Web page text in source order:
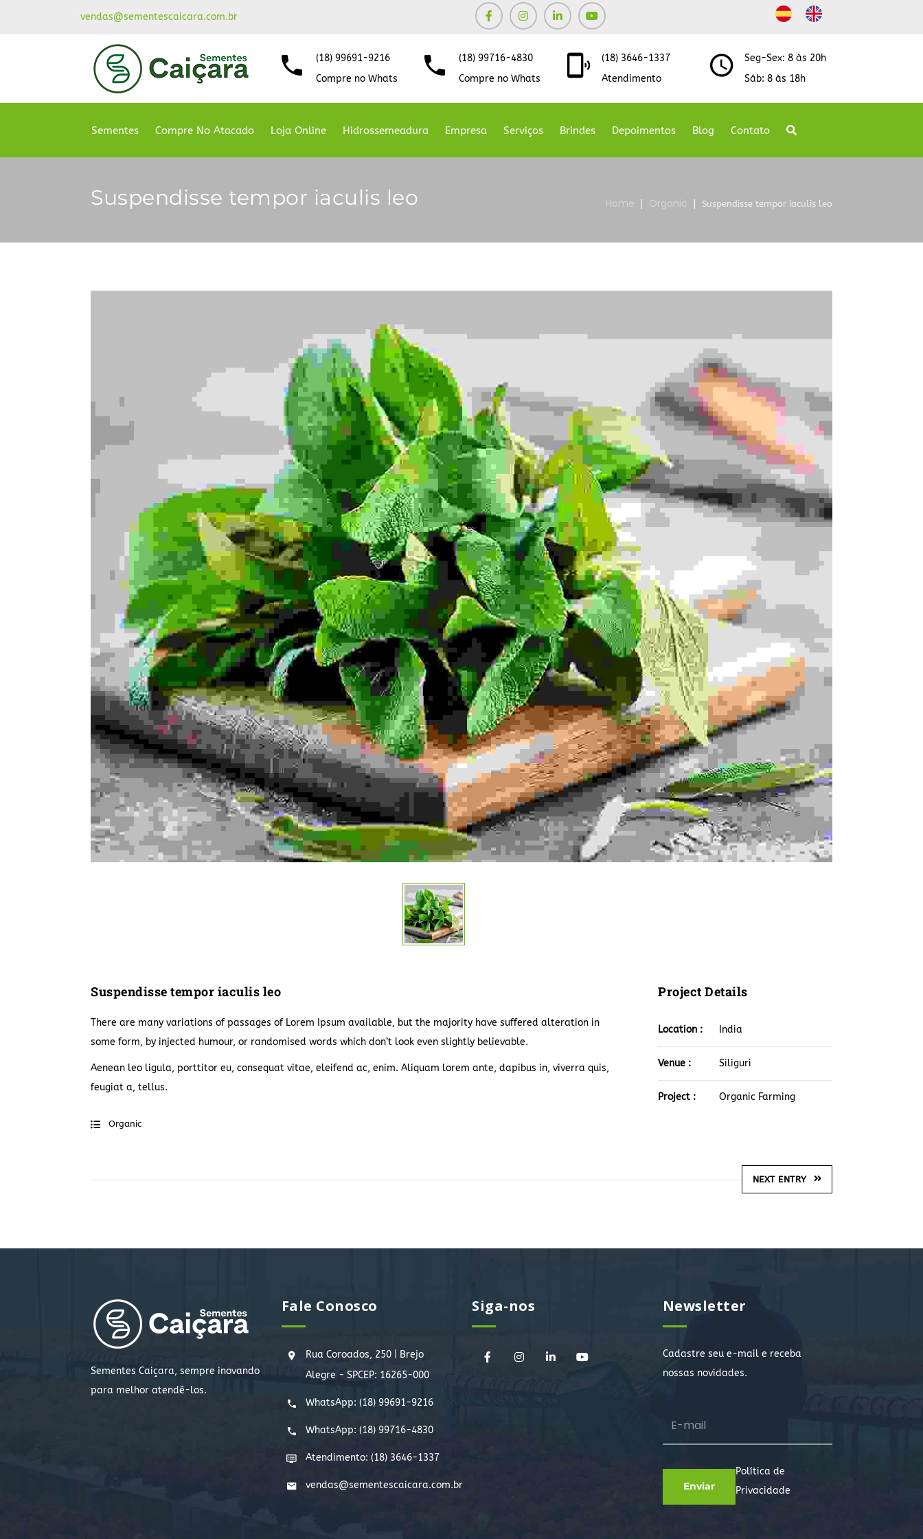
vendas@sementescaicara.com.br
(18) 99691-9216
Compre no Whats
(18) 99716-4830
Compre no Whats
(18) 3646-1337
Atendimento
Seg-Sex: 8 às 20h
Sáb: 8 às 18h
Sementes Compre No Atacado Loja Online Hidrossemeadura Empresa Serviços Brindes Depoimentos Blog Contato
Suspendisse tempor iaculis leo Home Organic Suspendisse tempor iaculis leo
Suspendisse tempor iaculis leo
There are many variations of passages of Lorem Ipsum available, but the majority have suffered alteration in
some form, by injected humour, or randomised words which don’t look even slightly believable.
Aenean leo ligula, porttitor eu, consequat vitae, eleifend ac, enim. Aliquam lorem ante, dapibus in, viverra quis,
feugiat a, tellus.
Organic
Project Details
Location : India
Venue : Siliguri
Project : Organic Farming
NEXT ENTRY
Sementes Caiçara, sempre inovando
para melhor atendê-los.
Fale Conosco
Rua Coroados, 250 | Brejo
Alegre - SPCEP: 16265-000
WhatsApp: (18) 99691-9216
WhatsApp: (18) 99716-4830
Atendimento: (18) 3646-1337
vendas@sementescaicara.com.br
Siga-nos Newsletter
Cadastre seu e-mail e receba
nossas novidades.
Política de
Privacidade